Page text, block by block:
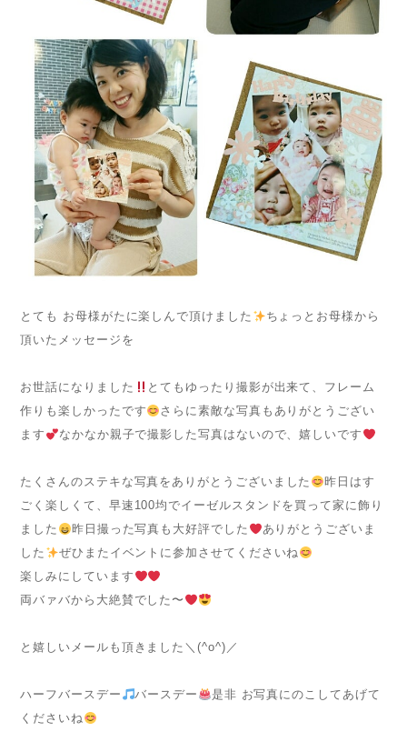
とても お母様がたに楽しんで頂けました
ちょっとお母様から
頂いたメッセージを
お世話になりました
とてもゆったり撮影が出来て、フレーム
作りも楽しかったです
さらに素敵な写真もありがとうござい
ます
なかなか親子で撮影した写真はないので、嬉しいです
たくさんのステキな写真をありがとうございました
昨日はす
ごく楽しくて、早速100均でイーゼルスタンドを買って家に飾り
ました
昨日撮った写真も大好評でした
ありがとうございま
した
ぜひまたイベントに参加させてくださいね
楽しみにしています
両バァバから大絶賛でした〜
と嬉しいメールも頂きました＼(^o^)／
ハーフバースデー バースデー
是非 お写真にのこしてあげて
くださいね